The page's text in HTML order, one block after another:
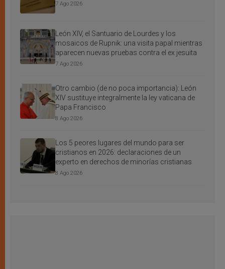
7 Ago 2026
León XIV, el Santuario de Lourdes y los
mosaicos de Rupnik: una visita papal mientras
aparecen nuevas pruebas contra el ex jesuita
7 Ago 2026
Otro cambio (de no poca importancia): León
XIV sustituye integralmente la ley vaticana de
Papa Francisco
8 Ago 2026
Los 5 peores lugares del mundo para ser
cristianos en 2026: declaraciones de un
experto en derechos de minorías cristianas
8 Ago 2026